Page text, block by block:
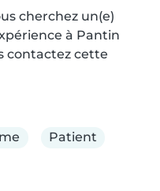
cherchez un(e)
à Pantin
contactez cette
Patient